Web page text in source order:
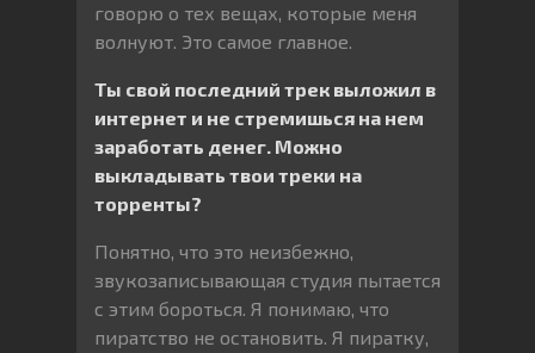
говорю о тех вещах, которые меня
волнуют. Это самое главное.
Ты свой последний трек выложил в
интернет и не стремишься на нем
заработать денег. Можно
выкладывать твои треки на
торренты?
Понятно, что это неизбежно,
звукозаписывающая студия пытается
с этим бороться. Я понимаю, что
пиратство не остановить. Я пиратку,